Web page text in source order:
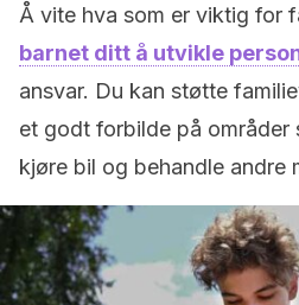
Å vite hva som er viktig for
barnet ditt å utvikle
ansvar. Du kan støtte
et godt forbilde på områder
kjøre bil og behandle andre